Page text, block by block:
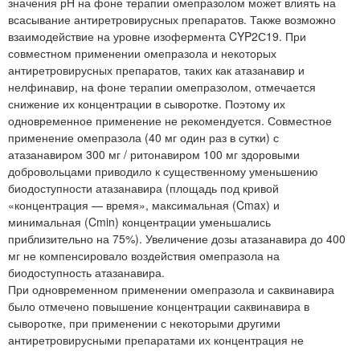
всасывание антиретровирусных препаратов. Также возможно
взаимодействие на уровне изофермента CYP2С19. При
совместном применении омепразола и некоторых
антиретровирусных препаратов, таких как атазанавир и
нелфинавир, на фоне терапии омепразолом, отмечается
снижение их концентрации в сыворотке. Поэтому их
одновременное применение не рекомендуется. Совместное
применение омепразола (40 мг один раз в сутки) с
атазанавиром 300 мг / ритонавиром 100 мг здоровыми
добровольцами приводило к существенному уменьшению
биодоступности атазанавира (площадь под кривой
«концентрация — время», максимальная (Cmax) и
минимальная (Cmin) концентрации уменьшались
приблизительно на 75%). Увеличение дозы атазанавира до 400
мг не компенсировало воздействия омепразола на
биодоступность атазанавира.
При одновременном применении омепразола и саквинавира
было отмечено повышение концентрации саквинавира в
сыворотке, при применении с некоторыми другими
антиретровирусными препаратами их концентрация не